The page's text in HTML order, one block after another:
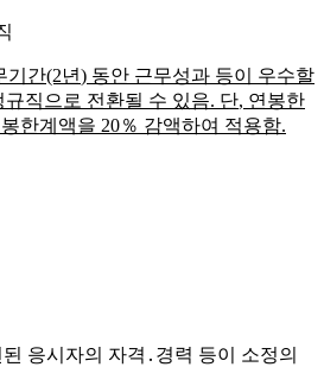
기간(2년) 동안 근무성과 등이 우수할
규직으로 전환될 수 있음. 단, 연봉한
한계액을 20％ 감액하여 적용함.
응시자의 자격 ․ 경력 등이 소정의